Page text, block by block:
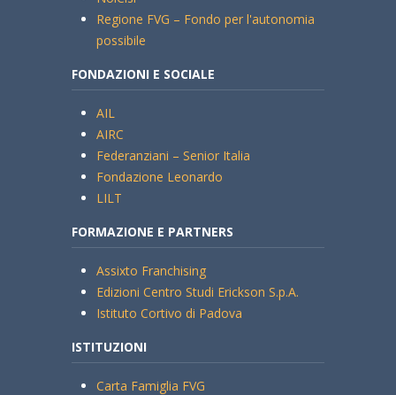
Regione FVG – Fondo per l'autonomia
possibile
FONDAZIONI E SOCIALE
AIL
AIRC
Federanziani – Senior Italia
Fondazione Leonardo
LILT
FORMAZIONE E PARTNERS
Assixto Franchising
Edizioni Centro Studi Erickson S.p.A.
Istituto Cortivo di Padova
ISTITUZIONI
Carta Famiglia FVG